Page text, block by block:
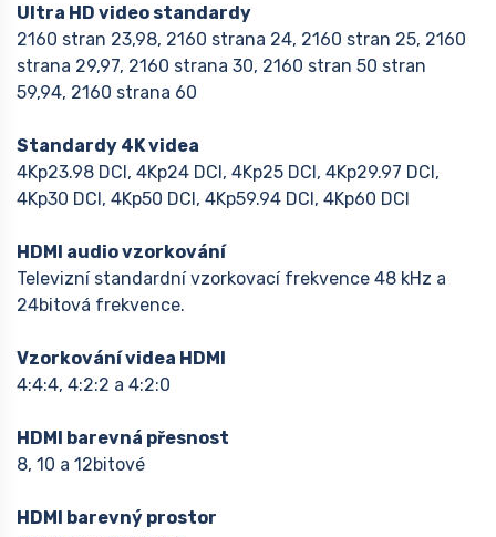
Ultra HD video standardy
2160 stran 23,98, 2160 strana 24, 2160 stran 25, 2160
strana 29,97, 2160 strana 30, 2160 stran 50 stran
59,94, 2160 strana 60
Standardy 4K videa
4Kp23.98 DCI, 4Kp24 DCI, 4Kp25 DCI, 4Kp29.97 DCI,
4Kp30 DCI, 4Kp50 DCI, 4Kp59.94 DCI, 4Kp60 DCI
HDMI audio vzorkování
Televizní standardní vzorkovací frekvence 48 kHz a
24bitová frekvence.
Vzorkování videa HDMI
4:4:4, 4:2:2 a 4:2:0
HDMI barevná přesnost
8, 10 a 12bitové
HDMI barevný prostor